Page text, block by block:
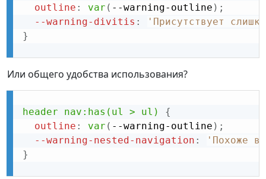
outline : var ( --warning-outline ) ;
--warning-divitis :
'Присутствует
}
Или общего удобства использования?
header nav:has(ul > ul)
{
outline : var ( --warning-outline ) ;
--warning-nested-navigation :
'Похоже
}